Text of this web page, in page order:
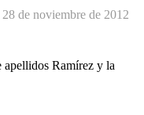
28 de noviembre de 2012
apellidos Ramírez y la